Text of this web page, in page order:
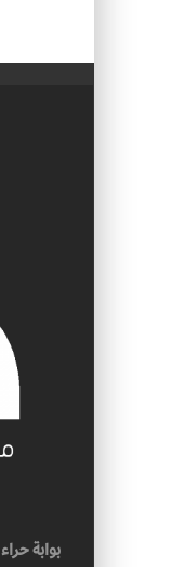
بوابة حراء